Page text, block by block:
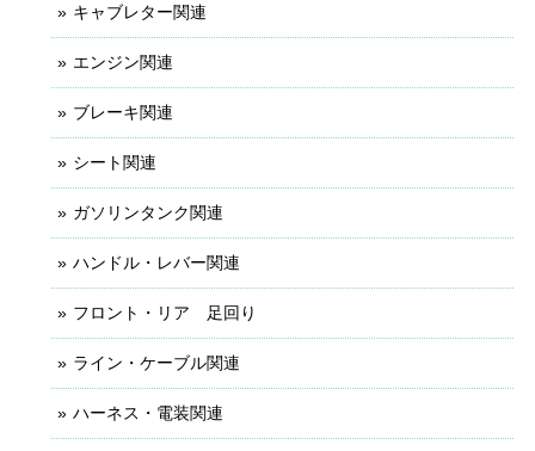
キャブレター関連
エンジン関連
ブレーキ関連
シート関連
ガソリンタンク関連
ハンドル・レバー関連
フロント・リア 足回り
ライン・ケーブル関連
ハーネス・電装関連